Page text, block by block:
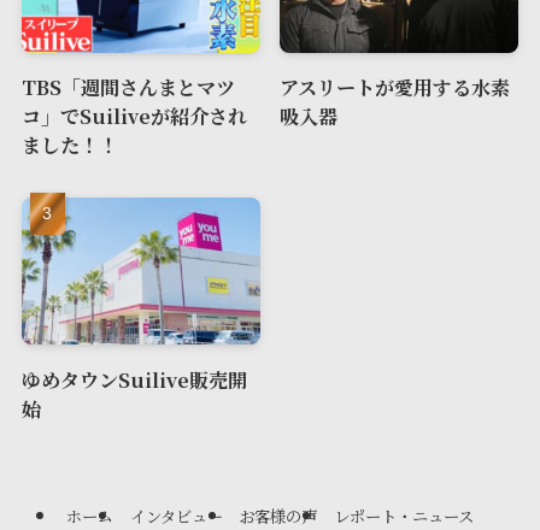
TBS「週間さんまとマツ
コ」でSuiliveが紹介され
ました！！
アスリートが愛用する水素
吸入器
ゆめタウンSuilive販売開
始
ホーム インタビュー お客様の声 レポート・ニュース